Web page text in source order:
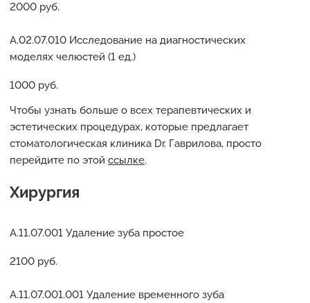
2000 руб.
А.02.07.010 Исследование на диагностических
моделях челюстей (1 ед.)
1000 руб.
Чтобы узнать больше о всех терапевтических и
эстетических процедурах, которые предлагает
стоматологическая клиника Dr. Гаврилова, просто
перейдите по этой ссылке.
Хирургия
А.11.07.001 Удаление зуба простое
2100 руб.
А.11.07.001.001 Удаление временного зуба